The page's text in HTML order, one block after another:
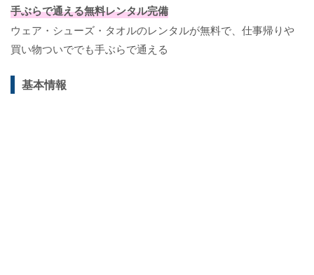
手ぶらで通える無料レンタル完備
ウェア・シューズ・タオルのレンタルが無料で、仕事帰りや
買い物ついででも手ぶらで通える
基本情報